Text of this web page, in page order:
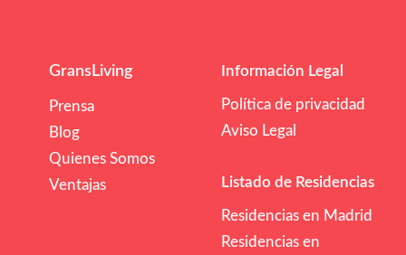
GransLiving
Prensa
Blog
Quienes Somos
Ventajas
Información Legal
Política de privacidad
Aviso Legal
Listado de Residencias
Residencias en Madrid
Residencias en